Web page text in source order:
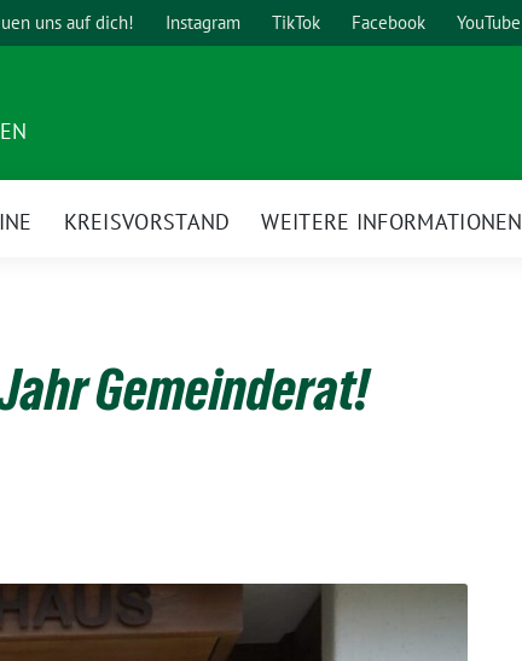
uns auf dich! Instagram TikTok Facebook YouTube
KREISVORSTAND WEITERE INFORMATIONEN
Gemeinderat!